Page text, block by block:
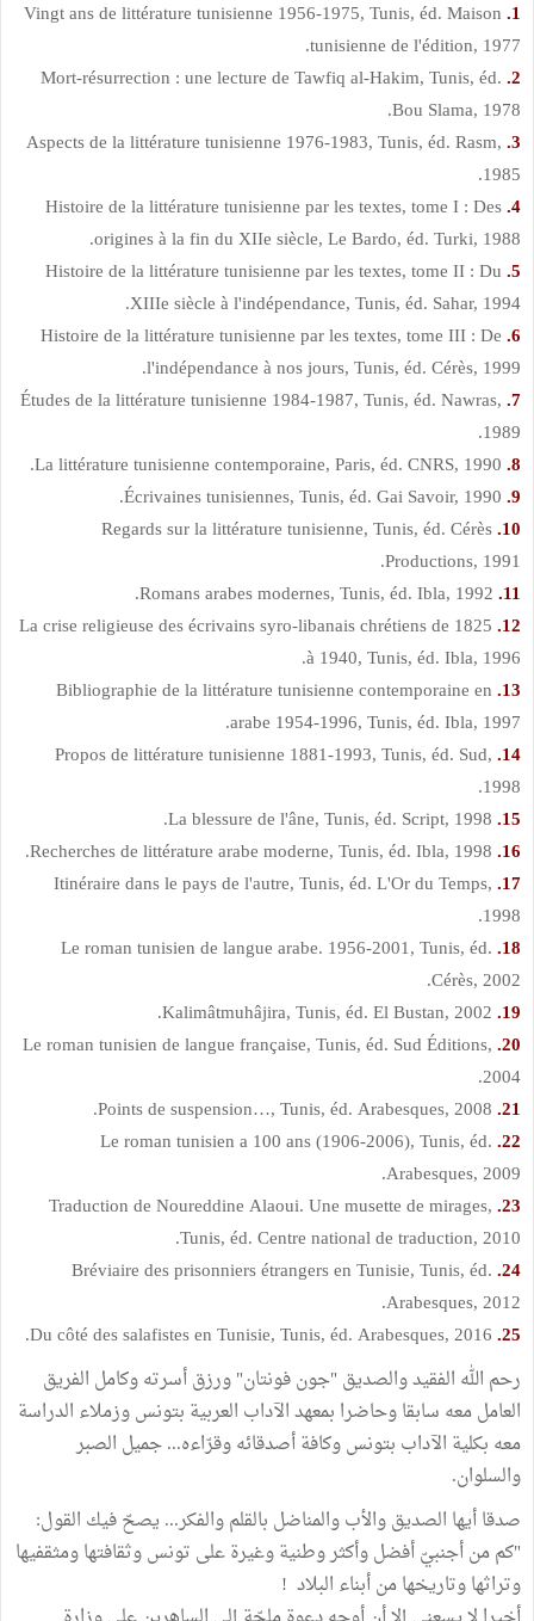
1.
Vingt ans de littérature tunisienne 1956-1975, Tunis, éd. Maison
tunisienne de l'édition, 1977.
2.
Mort-résurrection : une lecture de Tawfiq al-Hakim, Tunis, éd.
Bou Slama, 1978.
3.
Aspects de la littérature tunisienne 1976-1983, Tunis, éd. Rasm,
1985.
4.
Histoire de la littérature tunisienne par les textes, tome I : Des
origines à la fin du XIIe siècle, Le Bardo, éd. Turki, 1988.
5.
Histoire de la littérature tunisienne par les textes, tome II : Du
XIIIe siècle à l'indépendance, Tunis, éd. Sahar, 1994.
6.
Histoire de la littérature tunisienne par les textes, tome III : De
l'indépendance à nos jours, Tunis, éd. Cérès, 1999.
7.
Études de la littérature tunisienne 1984-1987, Tunis, éd. Nawras,
1989.
8.
9.
10.
Regards sur la littérature tunisienne, Tunis, éd. Cérès
Productions, 1991.
11.
12.
La crise religieuse des écrivains syro-libanais chrétiens de 1825
à 1940, Tunis, éd. Ibla, 1996.
13.
Bibliographie de la littérature tunisienne contemporaine en
arabe 1954-1996, Tunis, éd. Ibla, 1997.
14.
Propos de littérature tunisienne 1881-1993, Tunis, éd. Sud,
1998.
15.
16.
17.
Itinéraire dans le pays de l'autre, Tunis, éd. L'Or du Temps,
1998.
18.
Le roman tunisien de langue arabe. 1956-2001, Tunis, éd.
Cérès, 2002.
19.
20.
Le roman tunisien de langue française, Tunis, éd. Sud Éditions,
2004.
21.
Points de suspension…, Tunis, éd. Arabesques, 2008.
22.
Le roman tunisien a 100 ans (1906-2006), Tunis, éd.
Arabesques, 2009.
23.
Traduction de Noureddine Alaoui. Une musette de mirages,
Tunis, éd. Centre national de traduction, 2010.
24.
Bréviaire des prisonniers étrangers en Tunisie, Tunis, éd.
Arabesques, 2012.
25.
رحم الله الفقيد والصديق "جون فونتان" ورزق أسرته وكامل الفريق
العامل معه سابقا وحاضرا بمعهد الآداب العربية بتونس وزملاء الدراسة
معه بكلية الآداب بتونس وكافة أصدقائه وقرّاءه... جميل الصبر
والسلوان.
صدقا أيها الصديق والأب والمناضل بالقلم والفكر... يصحّ فيك القول:
"كم من أجنبيّ أفضل وأكثر وطنية وغيرة على تونس وثقافتها ومثقفيها
وتراثها وتاريخها من أبناء البلاد !